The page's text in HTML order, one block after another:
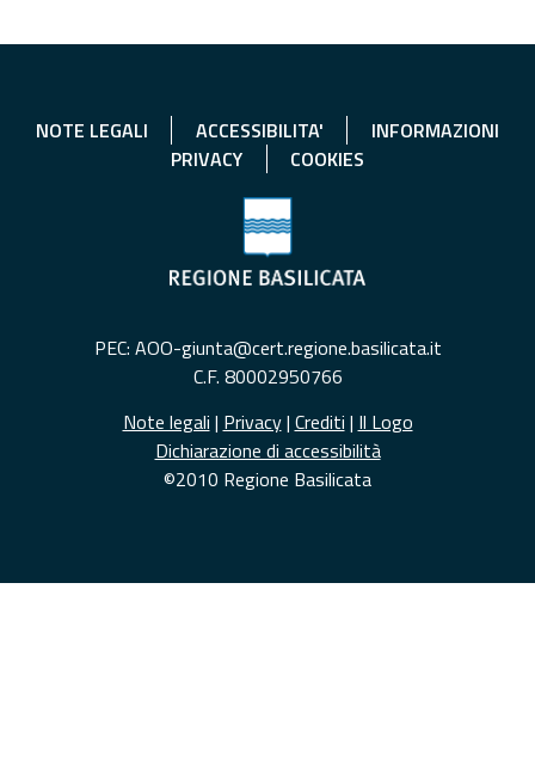
NOTE LEGALI ACCESSIBILITA'
INFORMAZIONI
PRIVACY
COOKIES
PEC: AOO-giunta@cert.regione.basilicata.it
C.F. 80002950766
Note legali | Privacy| Crediti | Il Logo
Dichiarazione di accessibilità
©2010 Regione Basilicata